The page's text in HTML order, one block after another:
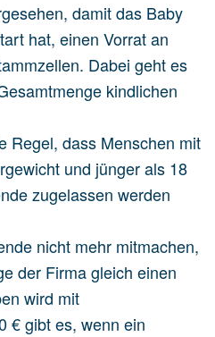
damit das Baby
hat, einen Vorrat an
Dabei geht es
kindlichen
Regel, dass Menschen mit
und jünger als 18
zugelassen werden
nicht mehr mitmachen,
der Firma gleich einen
wird mit
€ gibt es, wenn ein